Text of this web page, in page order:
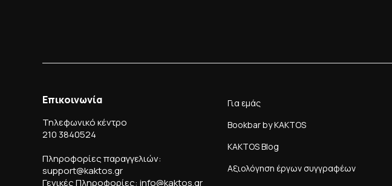
Επικοινωνία
Τηλεφωνικό κέντρο
210 3840524
Πληροφορίες παραγγελιών:
support@kaktos.gr
Γενικές Πληροφορίες: info@kaktos.gr
Για εμάς
Bookbar by KAKTOS
KAKTOS Blog
Αξιολόγηση έργων συγγραφέων